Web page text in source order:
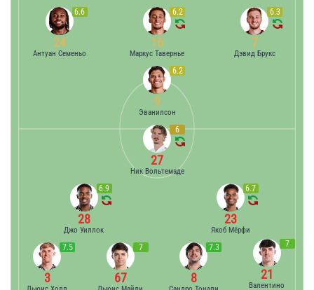
6.3
7
Дэвид Брукс
6.2
16
Маркус Тавернье
6.6
24
Антуан Семеньо
6.2
9
Эванилсон
7.5
3
7
67
7.3
8
7
21
Валентино
6.9
28
Джо Уиллок
6.7
23
Якоб Мёрфи
6
27
Ник Вольтемаде